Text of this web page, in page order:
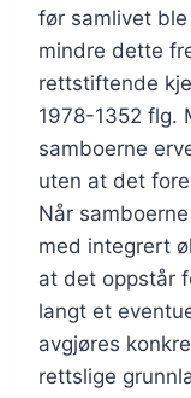
før samlivet
mindre dette
rettstiftende
1978-1352 flg.
samboerne
uten at det
Når
med integrert
at det oppstår
langt et
avgjøres
rettslige